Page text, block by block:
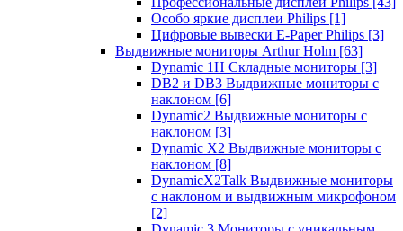
Особо яркие дисплеи Philips [1]
Цифровые вывески E-Paper Philips [3]
Выдвижные мониторы Arthur Holm [63]
Dynamic 1Н Складные мониторы [3]
DB2 и DB3 Выдвижные мониторы с
наклоном [6]
Dynamic2 Выдвижные мониторы с
наклоном [3]
Dynamic X2 Выдвижные мониторы с
наклоном [8]
DynamicX2Talk Выдвижные мониторы
с наклоном и выдвижным микрофоном
[2]